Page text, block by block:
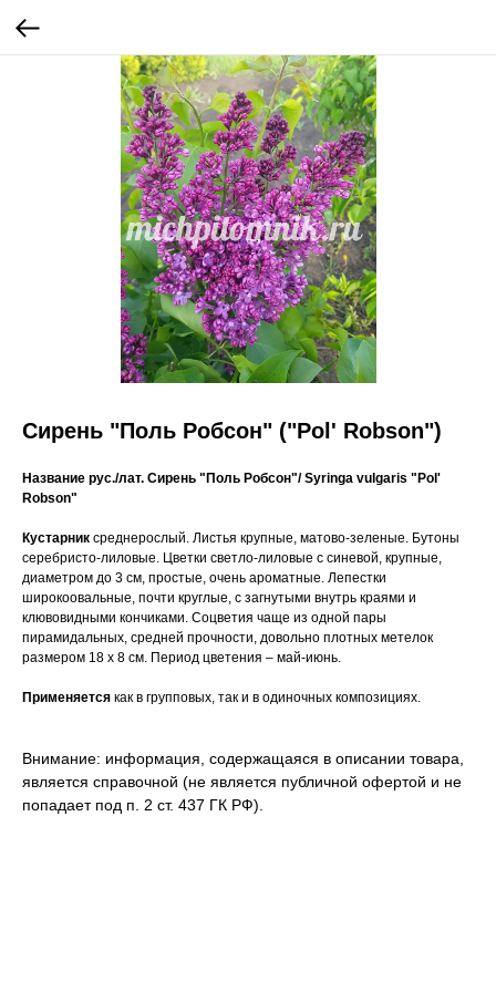
Сирень "Поль Робсон" ("Pol' Robson")
Название рус./лат. Сирень "Поль Робсон"/ Syringa vulgaris "Pol'
Robson"
Кустарник среднерослый. Листья крупные, матово-зеленые. Бутоны
серебристо-лиловые. Цветки светло-лиловые с синевой, крупные,
диаметром до 3 см, простые, очень ароматные. Лепестки
широкоовальные, почти круглые, с загнутыми внутрь краями и
клювовидными кончиками. Соцветия чаще из одной пары
пирамидальных, средней прочности, довольно плотных метелок
размером 18 х 8 см. Период цветения – май-июнь.
Применяется как в групповых, так и в одиночных композициях.
Внимание: информация, содержащаяся в описании товара,
является справочной (не является публичной офертой и не
попадает под п. 2 ст. 437 ГК РФ).